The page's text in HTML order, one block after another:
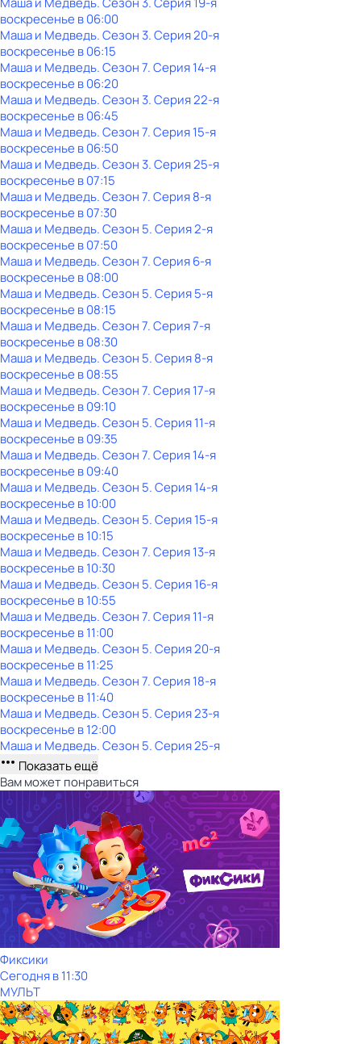
воскресенье в06:00
Маша и Медведь. Сезон 3. Серия 20-я
воскресенье в06:15
Маша и Медведь. Сезон 7. Серия 14-я
воскресенье в06:20
Маша и Медведь. Сезон 3. Серия 22-я
воскресенье в06:45
Маша и Медведь. Сезон 7. Серия 15-я
воскресенье в06:50
Маша и Медведь. Сезон 3. Серия 25-я
воскресенье в07:15
Маша и Медведь. Сезон 7. Серия 8-я
воскресенье в07:30
Маша и Медведь. Сезон 5. Серия 2-я
воскресенье в07:50
Маша и Медведь. Сезон 7. Серия 6-я
воскресенье в08:00
Маша и Медведь. Сезон 5. Серия 5-я
воскресенье в08:15
Маша и Медведь. Сезон 7. Серия 7-я
воскресенье в08:30
Маша и Медведь. Сезон 5. Серия 8-я
воскресенье в08:55
Маша и Медведь. Сезон 7. Серия 17-я
воскресенье в09:10
Маша и Медведь. Сезон 5. Серия 11-я
воскресенье в09:35
Маша и Медведь. Сезон 7. Серия 14-я
воскресенье в09:40
Маша и Медведь. Сезон 5. Серия 14-я
воскресенье в10:00
Маша и Медведь. Сезон 5. Серия 15-я
воскресенье в10:15
Маша и Медведь. Сезон 7. Серия 13-я
воскресенье в10:30
Маша и Медведь. Сезон 5. Серия 16-я
воскресенье в10:55
Маша и Медведь. Сезон 7. Серия 11-я
воскресенье в11:00
Маша и Медведь. Сезон 5. Серия 20-я
воскресенье в11:25
Маша и Медведь. Сезон 7. Серия 18-я
воскресенье в11:40
Маша и Медведь. Сезон 5. Серия 23-я
воскресенье в12:00
Маша и Медведь. Сезон 5. Серия 25-я
Показать ещё
Вам может понравиться
Фиксики
Сегодня в 11:30
МУЛЬТ